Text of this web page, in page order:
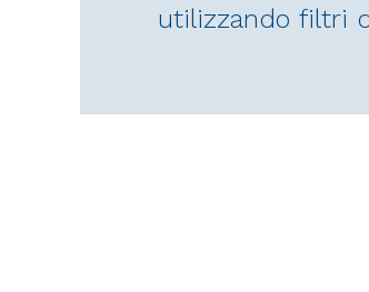
utilizzando filtri